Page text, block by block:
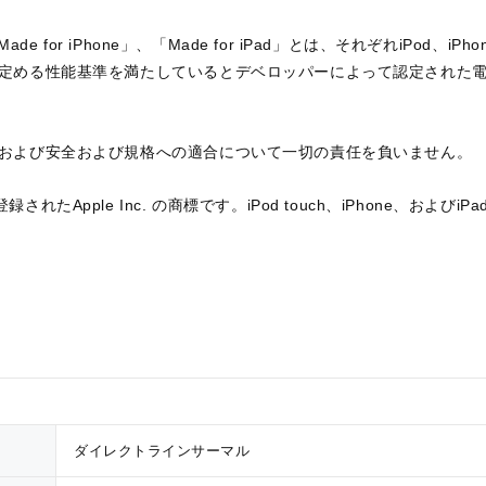
for iPhone」、「Made for iPad」とは、それぞれiPod、
める性能基準を満たしているとデベロッパーによって認定された
よび安全および規格への適合について一切の責任を負いません。
録されたApple Inc. の商標です。iPod touch、iPhone、および
ダイレクトラインサーマル